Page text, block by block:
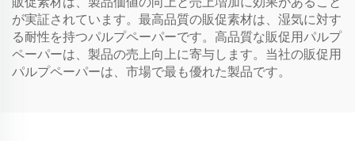
が実証されています。最高品質の販促素材は、湿気に対す
る耐性を持つパルプペーパーです。高品質な販促用パルプ
ペーパーは、製品の売上向上に寄与します。当社の販促用
パルプペーパーは、市場で最も優れた製品です。